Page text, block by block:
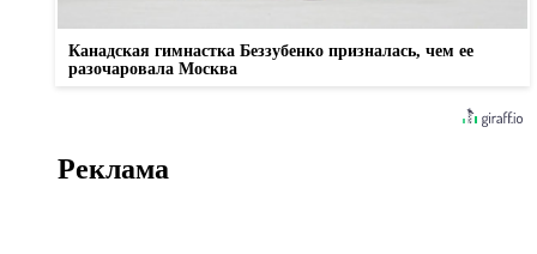
Канадская гимнастка Беззубенко призналась, чем ее
разочаровала Москва
Реклама